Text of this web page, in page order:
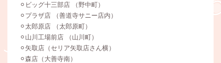
⚪︎ビッグ十三部店 （野中町）
⚪︎プラザ店 （善道寺サニー店内）
⚪︎太郎原店 （太郎原町）
⚪︎山川工場前店 （山川町）
⚪︎矢取店（セリア矢取店さん横）
⚪︎森店（大善寺南）